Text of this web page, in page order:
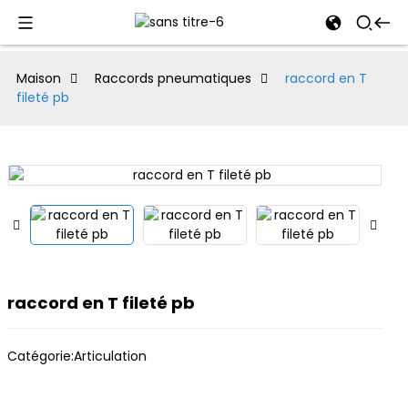
Maison Raccords pneumatiques
raccord en T
fileté pb
raccord en T fileté pb
Catégorie:Articulation